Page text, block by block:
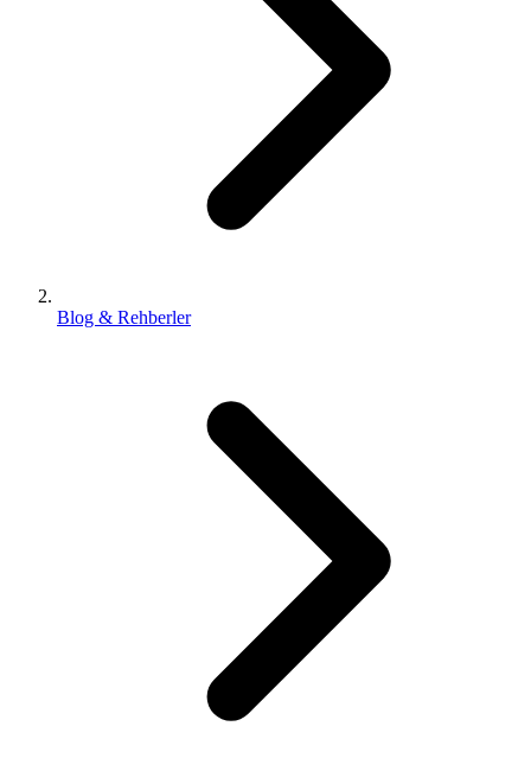
Blog & Rehberler